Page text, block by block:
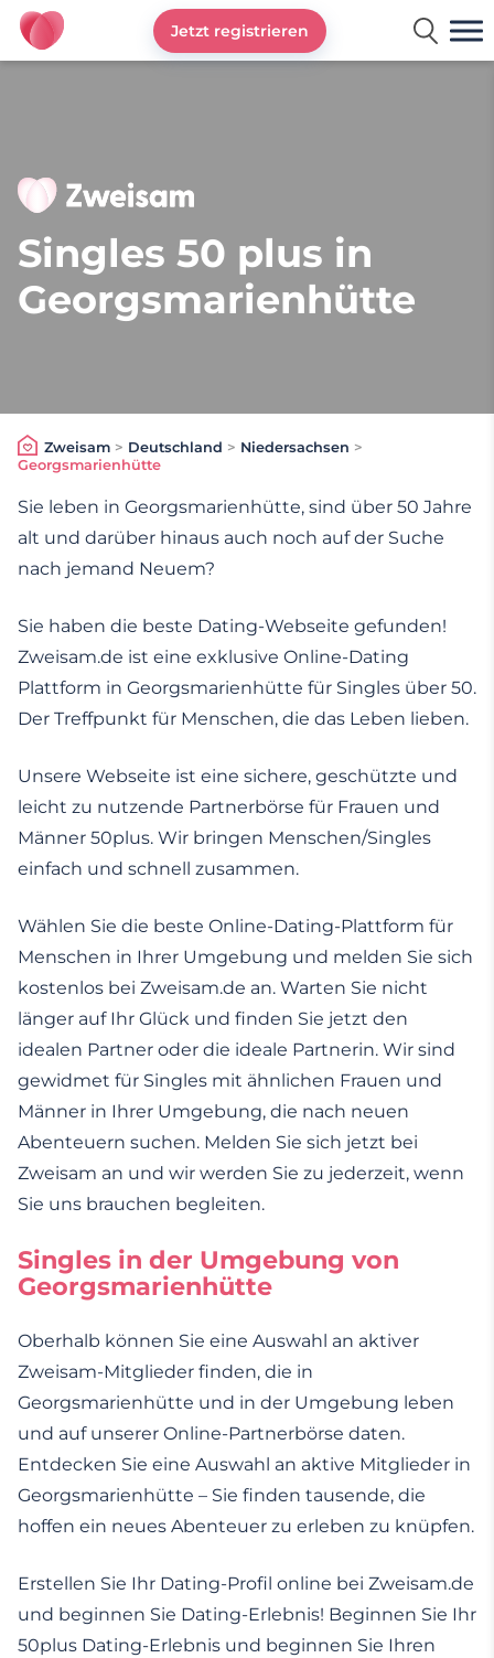
Zweisam
Jetzt registrieren
Singles 50 plus in
Georgsmarienhütte
Zweisam> Deutschland > Niedersachsen >
Georgsmarienhütte
Sie leben in Georgsmarienhütte, sind über 50 Jahre
alt und darüber hinaus auch noch auf der Suche
nach jemand Neuem?
Sie haben die beste Dating-Webseite gefunden!
Zweisam.de ist eine exklusive Online-Dating
Plattform in Georgsmarienhütte für Singles über 50.
Der Treffpunkt für Menschen, die das Leben lieben.
Unsere Webseite ist eine sichere, geschützte und
leicht zu nutzende Partnerbörse für Frauen und
Männer 50plus. Wir bringen Menschen/Singles
einfach und schnell zusammen.
Wählen Sie die beste Online-Dating-Plattform für
Menschen in Ihrer Umgebung und melden Sie sich
kostenlos bei Zweisam.de an. Warten Sie nicht
länger auf Ihr Glück und finden Sie jetzt den
idealen Partner oder die ideale Partnerin. Wir sind
gewidmet für Singles mit ähnlichen Frauen und
Männer in Ihrer Umgebung, die nach neuen
Abenteuern suchen. Melden Sie sich jetzt bei
Zweisam an und wir werden Sie zu jederzeit, wenn
Sie uns brauchen begleiten.
Singles in der Umgebung von
Georgsmarienhütte
Oberhalb können Sie eine Auswahl an aktiver
Zweisam-Mitglieder finden, die in
Georgsmarienhütte und in der Umgebung leben
und auf unserer Online-Partnerbörse daten.
Entdecken Sie eine Auswahl an aktive Mitglieder in
Georgsmarienhütte – Sie finden tausende, die
hoffen ein neues Abenteuer zu erleben zu knüpfen.
Erstellen Sie Ihr Dating-Profil online bei Zweisam.de
und beginnen Sie Dating-Erlebnis! Beginnen Sie Ihr
50plus Dating-Erlebnis und beginnen Sie Ihren